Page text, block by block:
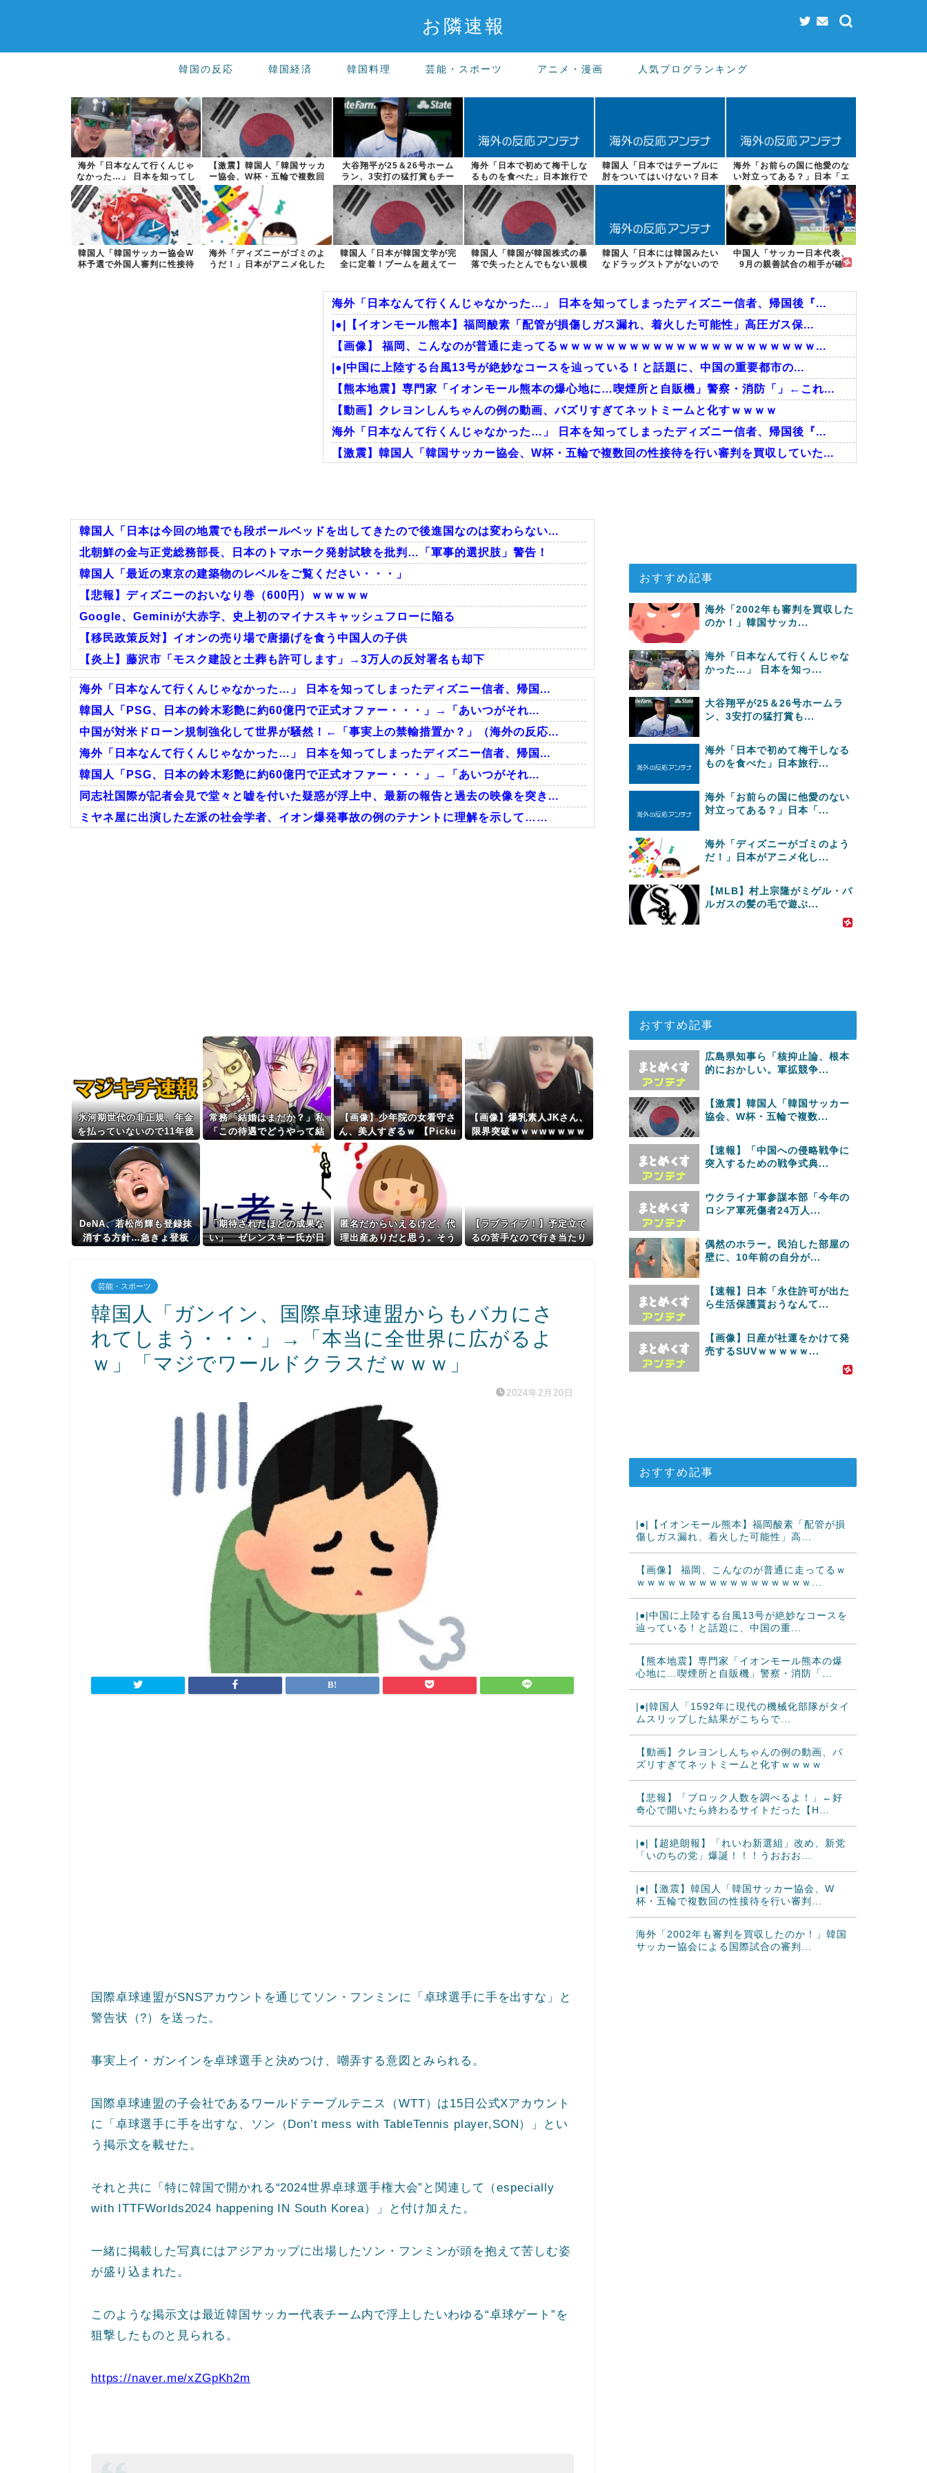
お隣速報
韓国の反応 韓国経済 韓国料理 芸能・スポーツ アニメ・漫画 人気ブログランキング
海外「日本なんて行くんじゃ
なかった…」 日本を知ってし
まったディ...
【激震】韓国人「韓国サッカ
ー協会、W杯・五輪で複数回
の性接待を行...
大谷翔平が25＆26号ホーム
ラン、3安打の猛打賞もチー
ムはまさか...
海外「日本で初めて梅干しな
るものを食べた」日本旅行で
食べた変わっ...
韓国人「日本ではテーブルに
肘をついてはいけない？日本
の食事マナー...
海外「お前らの国に他愛のな
い対立ってある？」日本「エ
スカレーター...
韓国人「韓国サッカー協会W
杯予選で外国人審判に性接待
海外「ディズニーがゴミのよ
うだ！」日本がアニメ化した
韓国人「日本が韓国文学が完
全に定着！ブームを超えて一
韓国人「韓国が韓国株式の暴
落で失ったとんでもない規模
韓国人「日本には韓国みたい
なドラッグストアがないので
中国人「サッカー日本代表、
9月の親善試合の相手が確
海外「日本なんて行くんじゃなかった…」 日本を知ってしまったディズニー信者、帰国後『...
|●|【イオンモール熊本】福岡酸素「配管が損傷しガス漏れ、着火した可能性」高圧ガス保...
【画像】 福岡、こんなのが普通に走ってるｗｗｗｗｗｗｗｗｗｗｗｗｗｗｗｗｗｗｗｗｗｗ...
|●|中国に上陸する台風13号が絶妙なコースを辿っている！と話題に、中国の重要都市の...
【熊本地震】専門家「イオンモール熊本の爆心地に…喫煙所と自販機」警察・消防「」←これ...
【動画】クレヨンしんちゃんの例の動画、バズリすぎてネットミームと化すｗｗｗｗ
海外「日本なんて行くんじゃなかった…」 日本を知ってしまったディズニー信者、帰国後『...
【激震】韓国人「韓国サッカー協会、W杯・五輪で複数回の性接待を行い審判を買収していた...
韓国人「日本には韓国みたいなドラッグストアがないので韓国が羨ましくて羨ましくて仕方が...
Powered by livedoor 相互RSS
韓国人「日本は今回の地震でも段ボールベッドを出してきたので後進国なのは変わらない...
北朝鮮の金与正党総務部長、日本のトマホーク発射試験を批判…「軍事的選択肢」警告！
韓国人「最近の東京の建築物のレベルをご覧ください・・・」
【悲報】ディズニーのおいなり巻（600円）ｗｗｗｗｗ
Google、Geminiが大赤字、史上初のマイナスキャッシュフローに陥る
【移民政策反対】イオンの売り場で唐揚げを食う中国人の子供
【炎上】藤沢市「モスク建設と土葬も許可します」→3万人の反対署名も却下
Powered by livedoor 相互RSS
海外「日本なんて行くんじゃなかった…」 日本を知ってしまったディズニー信者、帰国...
韓国人「PSG、日本の鈴木彩艶に約60億円で正式オファー・・・」→「あいつがそれ...
中国が対米ドローン規制強化して世界が騒然！←「事実上の禁輸措置か？」（海外の反応...
海外「日本なんて行くんじゃなかった…」 日本を知ってしまったディズニー信者、帰国...
韓国人「PSG、日本の鈴木彩艶に約60億円で正式オファー・・・」→「あいつがそれ...
同志社国際が記者会見で堂々と嘘を付いた疑惑が浮上中、最新の報告と過去の映像を突き...
ミヤネ屋に出演した左派の社会学者、イオン爆発事故の例のテナントに理解を示して……
氷河期世代の非正規、年金
を払っていないので11年後
には生活保護に殺到、どう
すんのこれ
常務「結婚はまだか？」私
「この待遇でどうやって結
婚するんです？」→飲み会
で本音を返したら場が静ま
【画像】少年院の女看守さ
ん、美人すぎるｗ 【Picku
p05164708】
【画像】爆乳素人JKさん、
限界突破ｗｗｗwｗｗｗｗ
DeNA、若松尚輝も登録抹
消する方針…急きょ登板
「期待されたほどの成果な
い」 ゼレンスキー氏が日
匿名だからいえるけど、代
理出産ありだと思う。そう
【ラブライブ！】予定立て
るの苦手なので行き当たり
芸能・スポーツ
韓国人「ガンイン、国際卓球連盟からもバカにさ
れてしまう・・・」→「本当に全世界に広がるよ
ｗ」「マジでワールドクラスだｗｗｗ」
2024年2月20日
国際卓球連盟がSNSアカウントを通じてソン・フンミンに「卓球選手に手を出すな」と
警告状（?）を送った。
事実上イ・ガンインを卓球選手と決めつけ、嘲弄する意図とみられる。
国際卓球連盟の子会社であるワールドテーブルテニス（WTT）は15日公式Xアカウント
に「卓球選手に手を出すな、ソン（Don’t mess with TableTennis player,SON）」とい
う掲示文を載せた。
それと共に「特に韓国で開かれる“2024世界卓球選手権大会”と関連して（especially
with ITTFWorlds2024 happening IN South Korea）」と付け加えた。
一緒に掲載した写真にはアジアカップに出場したソン・フンミンが頭を抱えて苦しむ姿
が盛り込まれた。
このような掲示文は最近韓国サッカー代表チーム内で浮上したいわゆる“卓球ゲート”を
狙撃したものと見られる。
https://naver.me/xZGpKh2m
おすすめ記事
海外「2002年も審判を買収した
のか！」韓国サッカ...
海外「日本なんて行くんじゃな
かった…」 日本を知っ...
大谷翔平が25＆26号ホームラ
ン、3安打の猛打賞も...
海外「日本で初めて梅干しなる
ものを食べた」日本旅行...
海外「お前らの国に他愛のない
対立ってある？」日本「...
海外「ディズニーがゴミのよう
だ！」日本がアニメ化し...
【MLB】村上宗隆がミゲル・バ
ルガスの髪の毛で遊ぶ...
おすすめ記事
広島県知事ら「核抑止論、根本
的におかしい。軍拡競争...
【激震】韓国人「韓国サッカー
協会、W杯・五輪で複数...
【速報】「中国への侵略戦争に
突入するための戦争式典...
ウクライナ軍参謀本部「今年の
ロシア軍死傷者24万人...
偶然のホラー。民泊した部屋の
壁に、10年前の自分が...
【速報】日本「永住許可が出た
ら生活保護貰おうなんて...
【画像】日産が社運をかけて発
売するSUVｗｗｗｗｗ...
おすすめ記事
|●|【イオンモール熊本】福岡酸素「配管が損
傷しガス漏れ、着火した可能性」高...
【画像】 福岡、こんなのが普通に走ってるｗ
ｗｗｗｗｗｗｗｗｗｗｗｗｗｗｗｗｗ...
|●|中国に上陸する台風13号が絶妙なコースを
辿っている！と話題に、中国の重...
【熊本地震】専門家「イオンモール熊本の爆
心地に…喫煙所と自販機」警察・消防「...
|●|韓国人「1592年に現代の機械化部隊がタイ
ムスリップした結果がこちらで...
【動画】クレヨンしんちゃんの例の動画、バ
ズリすぎてネットミームと化すｗｗｗｗ
【悲報】「ブロック人数を調べるよ！」←好
奇心で開いたら終わるサイトだった【H...
|●|【超絶朗報】「れいわ新選組」改め、新党
「いのちの党」爆誕！！！うおおお...
|●|【激震】韓国人「韓国サッカー協会、W
杯・五輪で複数回の性接待を行い審判...
海外「2002年も審判を買収したのか！」韓国
サッカー協会による国際試合の審判...